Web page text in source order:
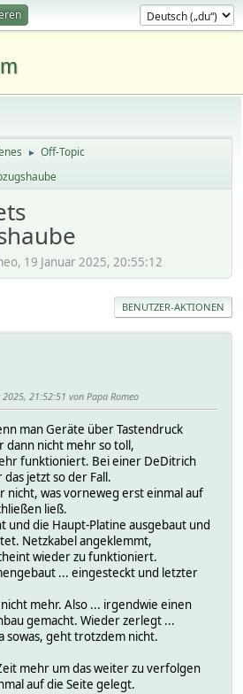
► Off-Topic
19 Januar 2025, 20:55:12
BENUTZER-AKTIONEN
2025, 21:52:51 von Papa Romeo
man Geräte über Tastendruck
dann nicht mehr so toll,
funktioniert. Bei einer DeDitrich
jetzt so der Fall.
nicht, was vorneweg erst einmal auf
ließ.
und die Haupt-Platine ausgebaut und
Netzkabel angeklemmt,
wieder zu funktioniert.
... eingesteckt und letzter
mehr. Also ... irgendwie einen
gemacht. Wieder zerlegt ...
sowas, geht trotzdem nicht.
mehr um das weiter zu verfolgen
auf die Seite gelegt.